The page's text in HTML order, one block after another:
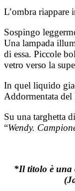
L’ombra riappare
Sospingo
Una lampada
di essa. Piccole
vetro verso la
In quel liquido
Addormentata
Su una targhetta
“Wendy.
*Il titolo è una